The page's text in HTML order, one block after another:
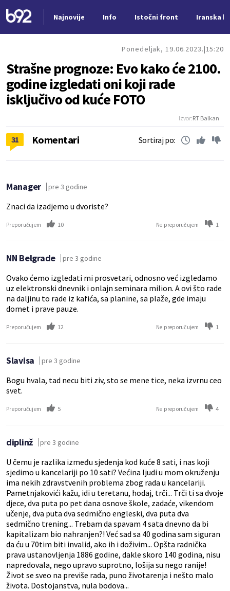
Najnovije Info Istočni front Iranska
Ponedeljak, 19.06.2023. 15:20
Strašne prognoze: Evo kako će 2100.
godine izgledati oni koji rade
isključivo od kuće FOTO
Izvor:RT Balkan
31 Komentari Sortiraj po:
Manager pre 3 godine
Znaci da izadjemo u dvoriste?
Preporučujem 10 Ne preporučujem 1
NN Belgrade pre 3 godine
Ovako ćemo izgledati mi prosvetari, odnosno već izgledamo
uz elektronski dnevnik i onlajn seminara milion. A ovi što rade
na daljinu to rade iz kafića, sa planine, sa plaže, gde imaju
domet i prave pauze.
Preporučujem 12 Ne preporučujem 1
Slavisa pre 3 godine
Bogu hvala, tad necu biti ziv, sto se mene tice, neka izvrnu ceo
svet.
Preporučujem 5 Ne preporučujem 4
diplinž pre 3 godine
U čemu je razlika između sjedenja kod kuće 8 sati, i nas koji
sjedimo u kancelariji po 10 sati? Većina ljudi u mom okruženju
ima nekih zdravstvenih problema zbog rada u kancelariji.
Pametnjakovići kažu, idi u teretanu, hodaj, trči... Trči ti sa dvoje
djece, dva puta po pet dana osnove škole, zadaće, vikendom
učenje, dva puta dva sedmično engleski, dva puta dva
sedmično trening... Trebam da spavam 4 sata dnevno da bi
kapitalizam bio nahranjen?! Već sad sa 40 godina sam siguran
da ću u 70tim biti invalid, ako ih i doživim... Opšta radnička
prava ustanovljenja 1886 godine, dakle skoro 140 godina, nisu
napredovala, nego upravo suprotno, lošija su nego ranije!
Život se sveo na previše rada, puno životarenja i nešto malo
života. Dostojanstva, nula bodova...